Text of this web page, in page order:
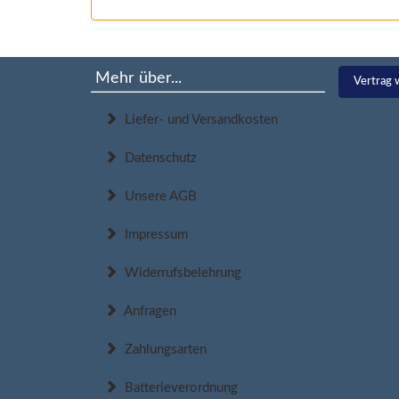
Mehr über...
Liefer- und Versandkosten
Datenschutz
Unsere AGB
Impressum
Widerrufsbelehrung
Anfragen
Zahlungsarten
Batterieverordnung
Vertrag